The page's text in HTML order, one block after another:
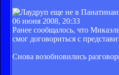
06 июня 2008, 20:33
Ранее сообщалось, что
смог договориться с
Снова возобновились